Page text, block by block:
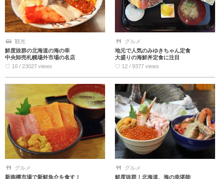
観光
鮮度抜群の北海道の海の幸
中央卸売札幌場外市場の名店
♡ 10 / 23027 views
グルメ
地元で人気のみゆきちゃん定食
大盛りの海鮮丼定食に注目
♡ 12 / 9377 views
グルメ
新南樽市場で新鮮魚介を食す！
グルメ
鮮度抜群！北海道、海の幸堪能